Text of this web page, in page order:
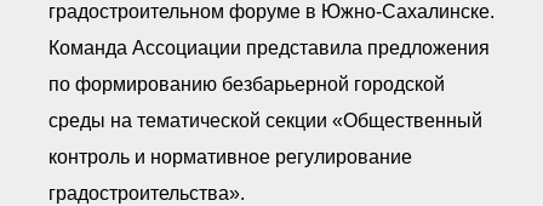
Ассоциации
● Реестр членов
Ассоциации,
осуществляющих
● Реестр членов
объединения
работодателей
градостроительном форуме в Южно-Сахалинске.
Команда Ассоциации представила предложения
по формированию безбарьерной городской
среды на тематической секции «Общественный
контроль и нормативное регулирование
градостроительства».